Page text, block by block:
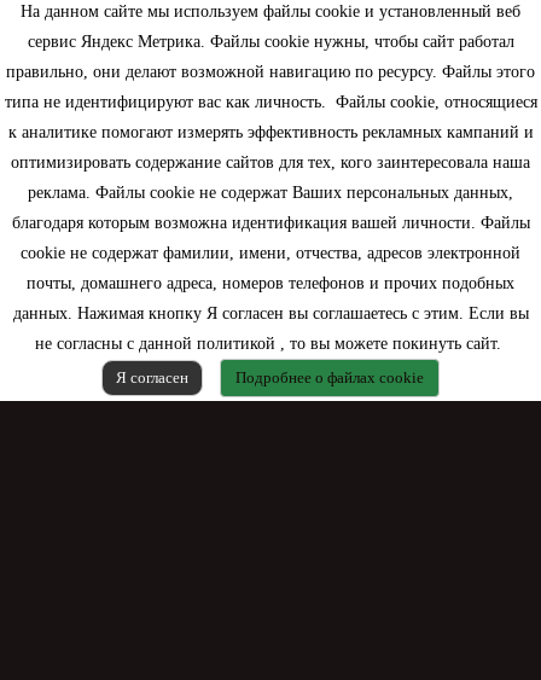
На данном сайте мы используем файлы cookie и установленный веб
сервис Яндекс Метрика. Файлы cookie нужны, чтобы сайт работал
правильно, они делают возможной навигацию по ресурсу. Файлы этого
типа не идентифицируют вас как личность. Файлы cookie, относящиеся
к аналитике помогают измерять эффективность рекламных кампаний и
оптимизировать содержание сайтов для тех, кого заинтересовала наша
реклама. Файлы cookie не содержат Ваших персональных данных,
благодаря которым возможна идентификация вашей личности. Файлы
cookie не содержат фамилии, имени, отчества, адресов электронной
почты, домашнего адреса, номеров телефонов и прочих подобных
данных. Нажимая кнопку Я согласен вы соглашаетесь с этим. Если вы
не согласны с данной политикой , то вы можете покинуть сайт.
Я согласен
Подробнее о файлах cookie
Информация
Моя учетная запись
Контактная информация